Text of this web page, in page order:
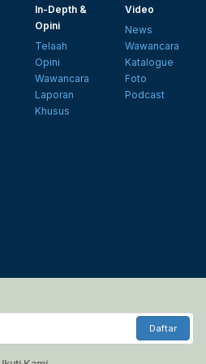
In-Depth &
Opini
Telaah
Opini
Wawancara
Laporan
Khusus
Video
News
Wawancara
Katalogue
Foto
Podcast
Daftar